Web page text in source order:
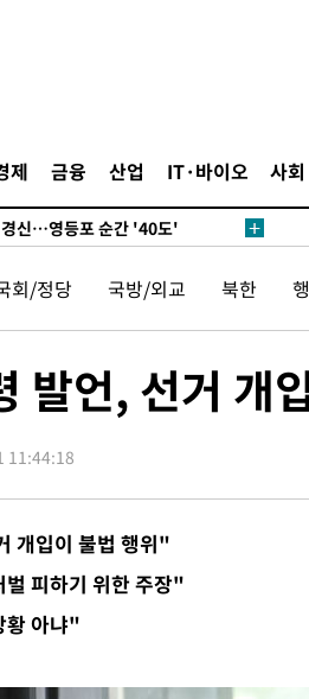
제 금융 산업 IT·바이오 사회
발사체 발사"
대야도 계속[내일날씨]
의 대한국 무역적자 있어"
신…영등포 순간 '40도'
오른 801.67 마감
내린 6296.38 마감
X 로켓 달 충돌 흔적 포착
나며 폭염 잠시 꺾인다"
…"공산주의가 최대 위협"
르무즈 통제권' 수용할까
해…안정 전력 위해 불가피"
구협회·축구회관 등 압수수색
도미사일…감시·경계태세 강
발생…"원인 파악 중"
회/정당 국방/외교 북한
발언, 선거
11:44:18
개입이 불법 행위"
피하기 위한 주장"
황 아냐"